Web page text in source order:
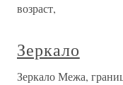
возраст,
Зеркало
Зеркало Межа,